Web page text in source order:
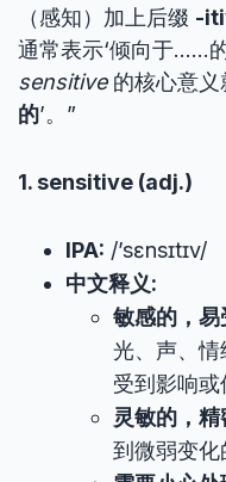
（感知）加上后缀 -
通常表示‘倾向于……
sensitive的核心意义
的’。”
1. sensitive (adj.)
IPA: /’sɛnsɪtɪv/
中文释义:
敏感的，易
光、声、
受到影响或
灵敏的，精
到微弱变化